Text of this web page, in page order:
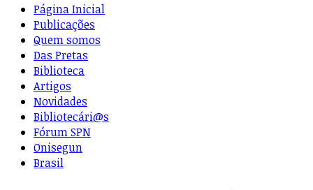
Página Inicial
Publicações
Quem somos
Das Pretas
Biblioteca
Artigos
Novidades
Bibliotecári@s
Fórum SPN
Onisegun
Brasil